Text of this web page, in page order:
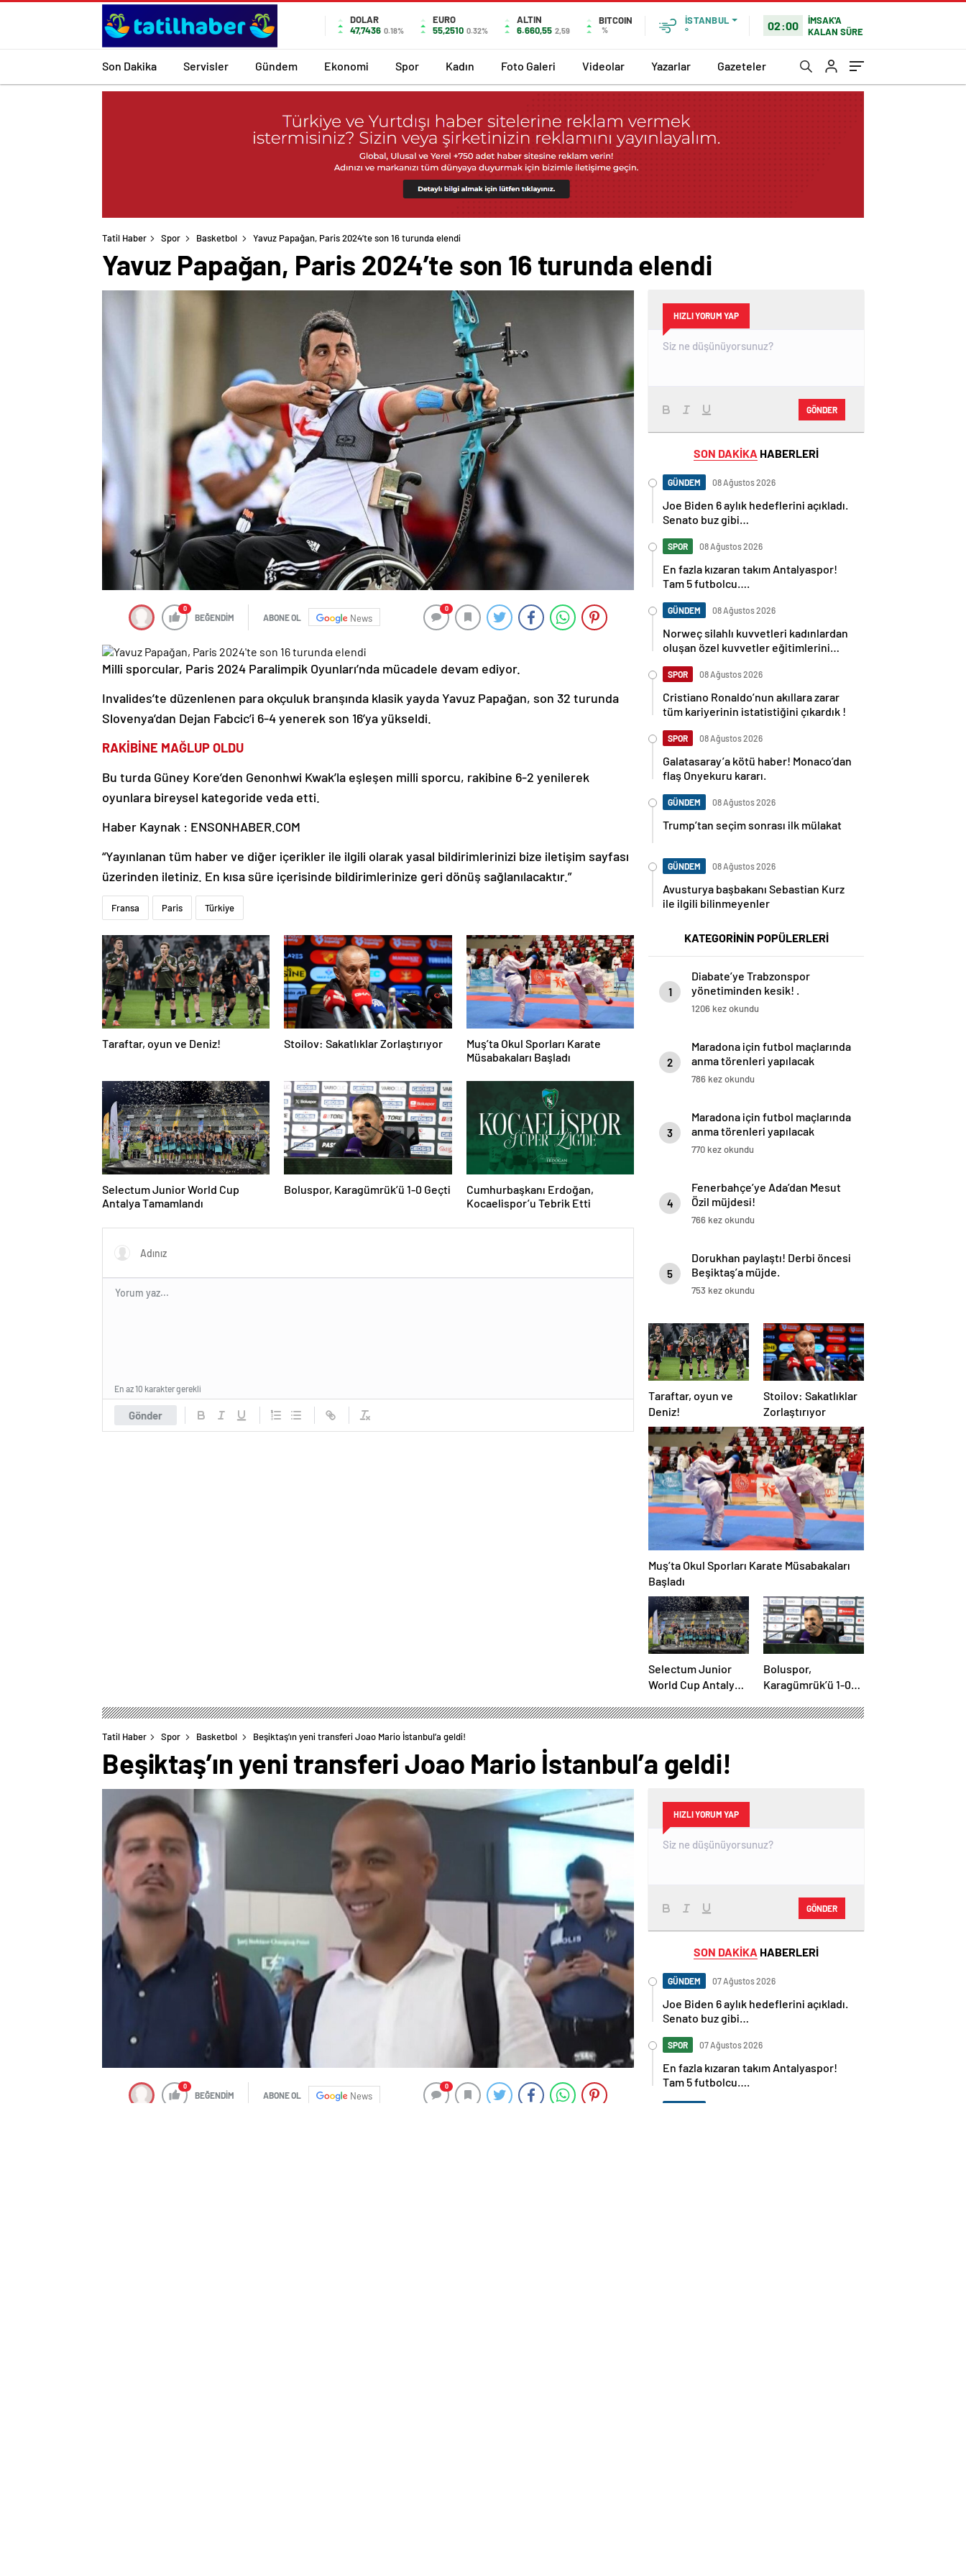
DOLAR
47,7436 0.18%
EURO
55,2510 0.32%
ALTIN
6.660,55 2,59
BITCOIN
%
İSTANBUL
°
02:00
İMSAK'A
KALAN SÜRE
Son Dakika Servisler Gündem Ekonomi Spor Kadın Foto Galeri Videolar Yazarlar Gazeteler
Tatil Haber Spor Basketbol Yavuz Papağan, Paris 2024’te son 16 turunda elendi
Yavuz Papağan, Paris 2024’te son 16 turunda elendi
0
BEĞENDİM ABONE OL News
0
Milli sporcular, Paris 2024 Paralimpik Oyunları’nda mücadele devam ediyor.
Invalides’te düzenlenen para okçuluk branşında klasik yayda Yavuz Papağan, son 32 turunda
Slovenya’dan Dejan Fabcic’i 6-4 yenerek son 16’ya yükseldi.
RAKİBİNE MAĞLUP OLDU
Bu turda Güney Kore’den Genonhwi Kwak’la eşleşen milli sporcu, rakibine 6-2 yenilerek
oyunlara bireysel kategoride veda etti.
Haber Kaynak : ENSONHABER.COM
“Yayınlanan tüm haber ve diğer içerikler ile ilgili olarak yasal bildirimlerinizi bize iletişim sayfası
üzerinden iletiniz. En kısa süre içerisinde bildirimlerinize geri dönüş sağlanılacaktır.”
Fransa Paris Türkiye
Taraftar, oyun ve Deniz! Stoilov: Sakatlıklar Zorlaştırıyor
Muş’ta Okul Sporları Karate
Müsabakaları Başladı
Selectum Junior World Cup
Antalya Tamamlandı
Boluspor, Karagümrük’ü 1-0 Geçti
Cumhurbaşkanı Erdoğan,
Kocaelispor’u Tebrik Etti
Gönder
En az 10 karakter gerekli
HIZLI YORUM YAP
GÖNDER
SON DAKİKA HABERLERİ
GÜNDEM 08 Ağustos 2026
Joe Biden 6 aylık hedeflerini açıkladı.
Senato buz gibi…
SPOR 08 Ağustos 2026
En fazla kızaran takım Antalyaspor!
Tam 5 futbolcu….
GÜNDEM 08 Ağustos 2026
Norweç silahlı kuvvetleri kadınlardan
oluşan özel kuvvetler eğitimlerini
SPOR 08 Ağustos 2026
Cristiano Ronaldo’nun akıllara zarar
tüm kariyerinin istatistiğini çıkardık !
SPOR 08 Ağustos 2026
Galatasaray’a kötü haber! Monaco’dan
flaş Onyekuru kararı.
GÜNDEM 08 Ağustos 2026
Trump’tan seçim sonrası ilk mülakat
GÜNDEM 08 Ağustos 2026
Avusturya başbakanı Sebastian Kurz
ile ilgili bilinmeyenler
KATEGORİNİN POPÜLERLERİ
1
Diabate’ye Trabzonspor
yönetiminden kesik! .
1206 kez okundu
2
Maradona için futbol maçlarında
anma törenleri yapılacak
786 kez okundu
3
Maradona için futbol maçlarında
anma törenleri yapılacak
770 kez okundu
4
Fenerbahçe’ye Ada’dan Mesut
Özil müjdesi!
766 kez okundu
5
Dorukhan paylaştı! Derbi öncesi
Beşiktaş’a müjde.
753 kez okundu
Taraftar, oyun ve
Deniz!
Stoilov: Sakatlıklar
Zorlaştırıyor
Muş’ta Okul Sporları Karate Müsabakaları
Başladı
Selectum Junior
World Cup Antalya
Boluspor,
Karagümrük’ü 1-0
Tatil Haber Spor Basketbol Beşiktaş’ın yeni transferi Joao Mario İstanbul’a geldi!
Beşiktaş’ın yeni transferi Joao Mario İstanbul’a geldi!
0
BEĞENDİM ABONE OL News
0
HIZLI YORUM YAP
GÖNDER
SON DAKİKA HABERLERİ
GÜNDEM 07 Ağustos 2026
Joe Biden 6 aylık hedeflerini açıkladı.
Senato buz gibi…
SPOR 07 Ağustos 2026
En fazla kızaran takım Antalyaspor!
Tam 5 futbolcu….